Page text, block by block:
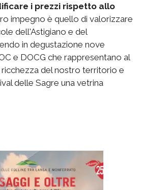
i prezzi rispetto allo
impegno è quello di valorizzare
dell'Astigiano e del
in degustazione nove
e DOCG che rappresentano al
del nostro territorio e
delle Sagre una vetrina